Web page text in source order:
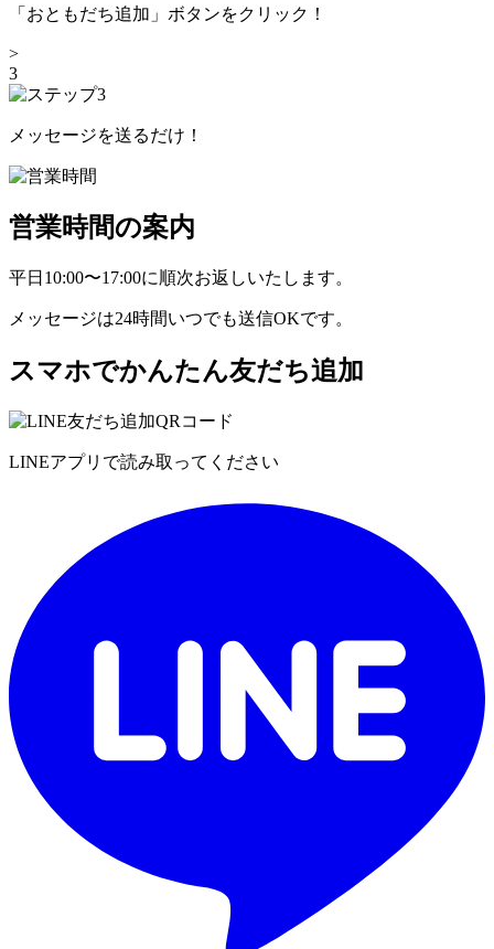
「おともだち追加」ボタンをクリック！
>
3
メッセージを送るだけ！
営業時間の案内
平日10:00〜17:00に順次お返しいたします。
メッセージは24時間いつでも送信OKです。
スマホでかんたん友だち追加
LINEアプリで読み取ってください